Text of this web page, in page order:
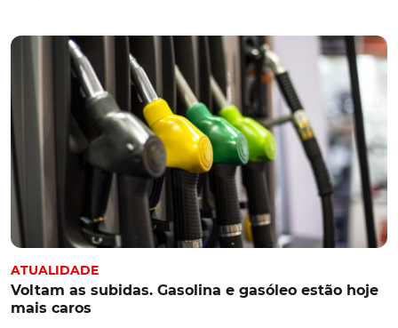
ATUALIDADE
Voltam as subidas. Gasolina e gasóleo estão hoje
mais caros